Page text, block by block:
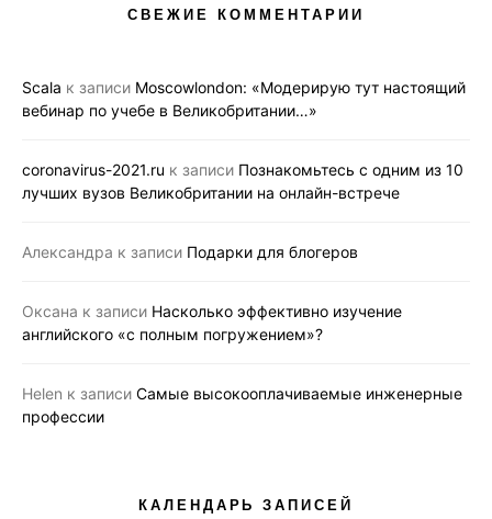
СВЕЖИЕ КОММЕНТАРИИ
Scala к записи Moscowlondon: «Модерирую тут настоящий
вебинар по учебе в Великобритании…»
coronavirus-2021.ru к записи Познакомьтесь с одним из 10
лучших вузов Великобритании на онлайн-встрече
Александра к записи Подарки для блогеров
Оксана к записи Насколько эффективно изучение
английского «с полным погружением»?
Helen к записи Самые высокооплачиваемые инженерные
профессии
КАЛЕНДАРЬ ЗАПИСЕЙ